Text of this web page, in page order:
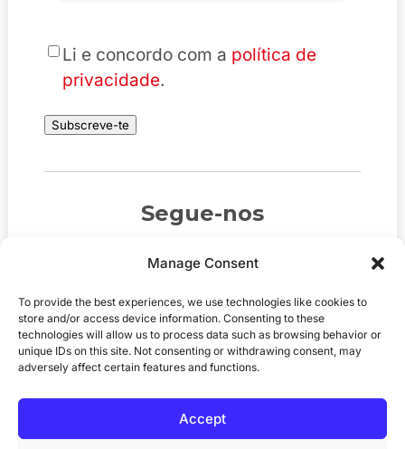
Manage Consent
To provide the best experiences, we use technologies like cookies to
store and/or access device information. Consenting to these
technologies will allow us to process data such as browsing behavior or
unique IDs on this site. Not consenting or withdrawing consent, may
adversely affect certain features and functions.
Accept
* Li e concordo com a política de
privacidade.
Subscreve-te
Segue-nos
MediaGB.org. Todos os direitos